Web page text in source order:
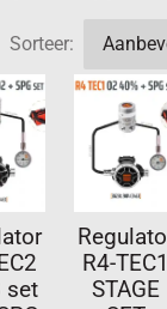
Sorteer:
set
R4-TEC1
STAGE